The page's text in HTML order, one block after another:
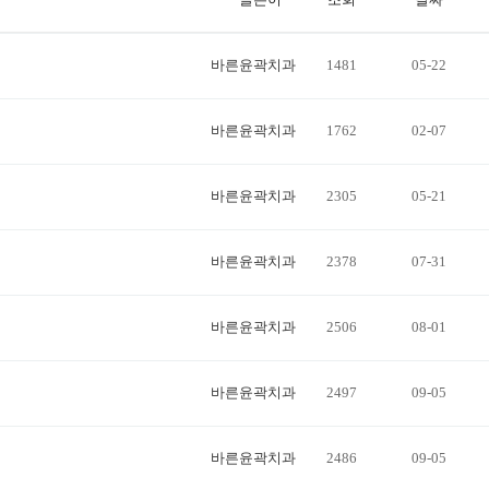
바른윤곽치과 1481 05-22
바른윤곽치과 1762 02-07
바른윤곽치과 2305 05-21
바른윤곽치과 2378 07-31
바른윤곽치과 2506 08-01
바른윤곽치과 2497 09-05
바른윤곽치과 2486 09-05